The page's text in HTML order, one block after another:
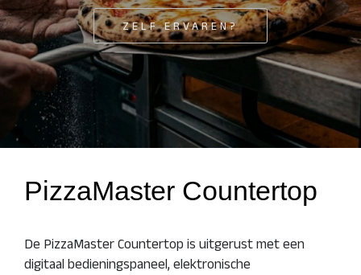
ZELF ERVAREN?
PizzaMaster Countertop
De PizzaMaster Countertop is uitgerust met een
digitaal bedieningspaneel, elektronische